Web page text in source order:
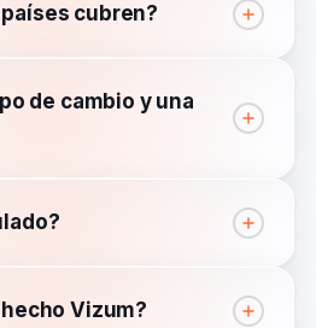
cubren?
de cambio y una
Vizum?